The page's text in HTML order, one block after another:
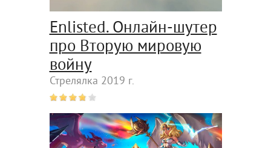
Enlisted. Онлайн-шутер
про Вторую мировую
войну
Стрелялка 2019 г.